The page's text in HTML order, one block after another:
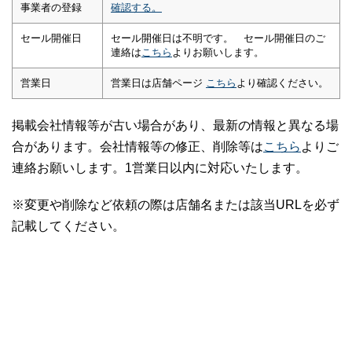
事業者の登録
確認する。
セール開催日
セール開催日は不明です。 セール開催日のご
連絡は こちら よりお願いします。
営業日 営業日は店舗ページ こちら より確認ください。
掲載会社情報等が古い場合があり、最新の情報と異なる場
合があります。会社情報等の修正、削除等はこちら よりご
連絡お願いします。1営業日以内に対応いたします。
※変更や削除など依頼の際は店舗名または該当URLを必ず
記載してください。